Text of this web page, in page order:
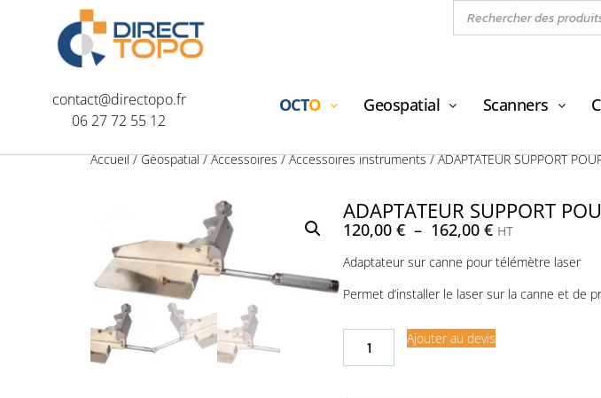
contact@directopo.fr
06 27 72 55 12
OCTO Geospatial Scanners
Accueil/Géospatial/Accessoires/Accessoires instruments/ ADAPTATEUR SUPPORT
ADAPTATEUR SUPPORT
120,00 € – 162,00 € HT
Adaptateur sur canne pour télémètre laser
Permet d’installer le laser sur la canne et de
Ajouter au devis